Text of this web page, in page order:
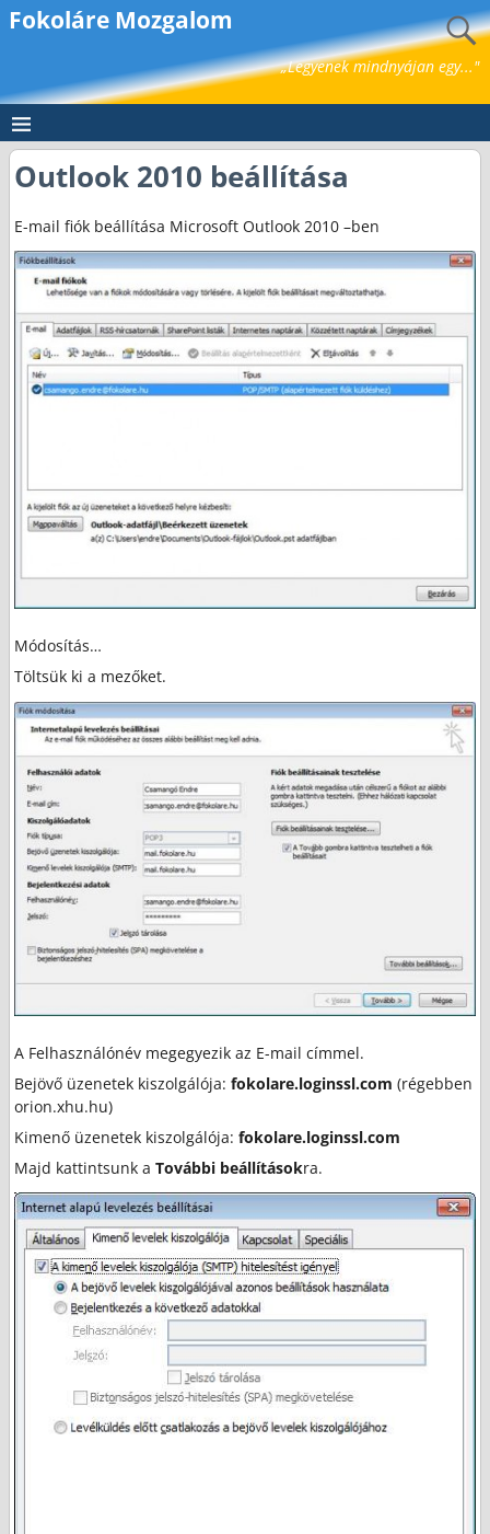
Fokoláre Mozgalom
„Legyenek mindnyájan egy..."
Outlook 2010 beállítása
E-mail fiók beállítása Microsoft Outlook 2010 –ben
Módosítás…
Töltsük ki a mezőket.
A Felhasználónév megegyezik az E-mail címmel.
Bejövő üzenetek kiszolgálója:fokolare.loginssl.com (régebben
orion.xhu.hu)
Kimenő üzenetek kiszolgálója:fokolare.loginssl.com
Majd kattintsunk aTovábbi beállításokra.